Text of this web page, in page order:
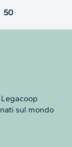
50
sul mondo